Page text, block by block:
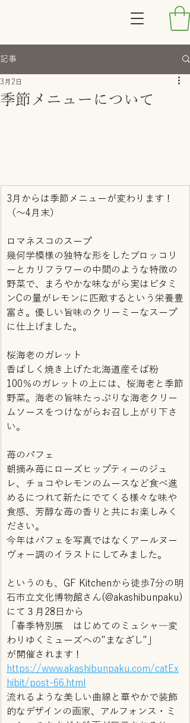
記事
季節メニューについて
3月2日
3月からは季節メニューが変わります！
（～4月末）
ロマネスコのスープ
幾何学模様の独特な形をしたブロッコリ
ーとカリフラワーの中間のような特徴の
野菜で、まろやかな味ながら実はビタミ
ンCの量がレモンに匹敵するという栄養豊
富さ。優しい旨味のクリーミーなスープ
に仕上げました。
桜海老のガレット
香ばしく焼き上げた北海道産そば粉
100％のガレットの上には、桜海老と季節
野菜。海老の旨味たっぷりな海老クリー
ムソースをつけながらお召し上がり下さ
い。
苺のパフェ
朝摘み苺にローズヒップティーのジュ
レ、チョコやレモンのムースなど食べ進
めるにつれて新たにでてくる様々な味や
食感、芳醇な苺の香りと共にお楽しみく
ださい。
今年はパフェを写真ではなくアールヌー
ヴォー調のイラストにしてみました。
というのも、GF Kitchenから徒歩7分の明
石市立文化博物館さん(@akashibunpaku)
にて３月28日から
「春季特別展　はじめてのミュシャ―変
わりゆくミューズへの"まなざし"」
が開催されます！
https://www.akashibunpaku.com/catEx
hibit/post-66.html
流れるような美しい曲線と華やかで装飾
的なデザインの画家、アルフォンス・ミ